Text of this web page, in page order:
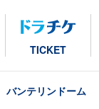
TICKET
バンテリンドーム